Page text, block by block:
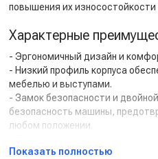
повышения их износостойкости
Характерные
- Эргономичный дизайн и
- Низкий профиль корпуса
мебелью и выступами.
- Замок безопасности и
безопасность машины,
любом положении.
трансмиссии.
Показать полностью